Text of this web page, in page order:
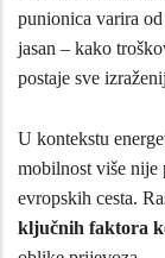
punionica varira
jasan – kako
postaje sve
U kontekstu
mobilnost više nije
evropskih cesta.
ključnih faktora